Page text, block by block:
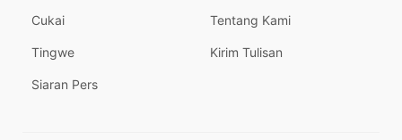
Cukai
Tingwe
Siaran Pers
Tentang Kami
Kirim Tulisan